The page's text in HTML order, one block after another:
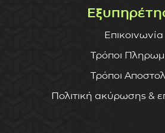
Επικοινωνία
Τρόποι
Τρόποι
Πολιτική ακύρωσης &